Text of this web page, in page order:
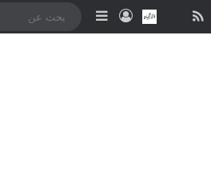
انستقرامملخص الموقع RSS
نبض اتصل بــنـاتسجيل الدخول
إضافة عمود جانبي